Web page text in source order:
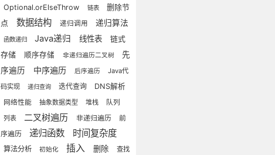
Optional.orElseThrow 链表
删除节
点
数据结构 递归调用 递归算法
函数递归 Java递归 线性表
链式
存储
顺序存储 非递归遍历二叉树
先
序遍历
中序遍历 后序遍历
Java代
码实现
递归查询 迭代查询 DNS解析
网络性能 抽象数据类型 堆栈
队列
列表
二叉树遍历 非递归遍历
前
序遍历
递归函数 时间复杂度
算法分析 初始化 插入 删除
查找